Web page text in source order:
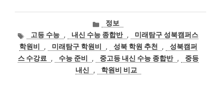
카
테
고
리
정보
태
그
고등 수능 , 내신 수능 종합반 ,
미래탐구 성북캠퍼스
학원비
, 미래탐구 학원비 , 성북 학원 추천 ,
성북캠퍼
스 수강료
, 수능 준비 , 중고등 내신 수능 종합반 ,
중등
내신
, 학원비 비교